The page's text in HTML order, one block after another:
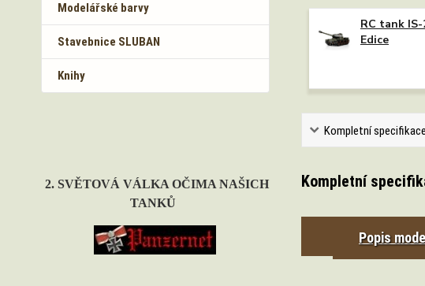
Modelářské barvy
Stavebnice SLUBAN
Knihy
2. SVĚTOVÁ VÁLKA OČIMA NAŠICH
TANKŮ
RC tank
Edice
Kompletní specifikace
Kompletní
Popis